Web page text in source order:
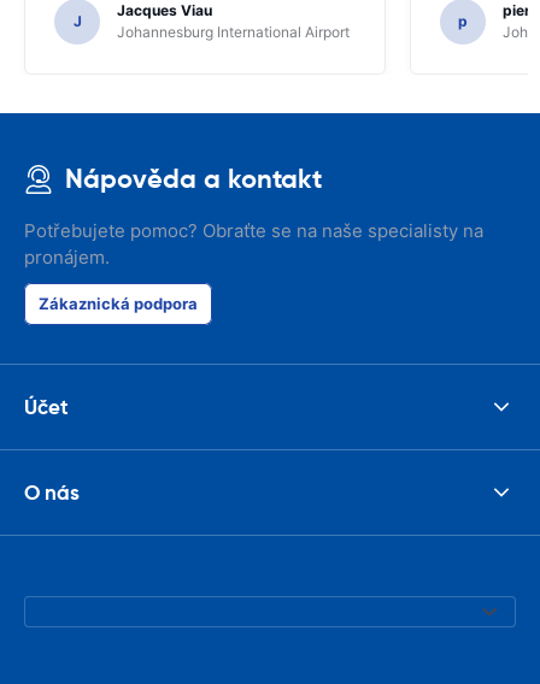
J
Jacques Viau
Johannesburg International Airport
p
Nápověda a kontakt
Potřebujete pomoc? Obraťte se na naše specialisty na
pronájem.
Zákaznická podpora
Účet
O nás